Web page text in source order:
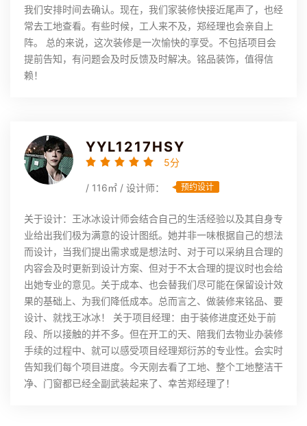
我们安排时间去确认。现在，我们家装修快接近尾声了，也经
常去工地查看。有些时候，工人来不及，郑经理也会亲自上
阵。 总的来说，这次装修是一次愉快的享受。不包括项目会
提前告知，有问题会及时反馈及时解决。铭品装饰，值得信
赖！
YYL1217HSY
5分
/ 116㎡ / 设计师： 预约设计
关于设计：王冰冰设计师会结合自己的生活经验以及其自身专
业给出我们极为满意的设计图纸。她并非一味根据自己的想法
而设计，当我们提出需求或是想法时、对于可以采纳且合理的
内容会及时更新到设计方案、但对于不太合理的提议时也会给
出她专业的意见。关于成本、也会替我们尽可能在保留设计效
果的基础上、为我们降低成本。总而言之、做装修来铭品、要
设计、就找王冰冰！ 关于项目经理：由于装修进度还处于前
段、所以接触的并不多。但在开工的天、陪我们去物业办装修
手续的过程中、就可以感受项目经理郑衍苏的专业性。会实时
告知我们每个项目进度。今天刚去看了工地、整个工地整洁干
净、门窗都已经全副武装起来了、幸苦郑经理了！